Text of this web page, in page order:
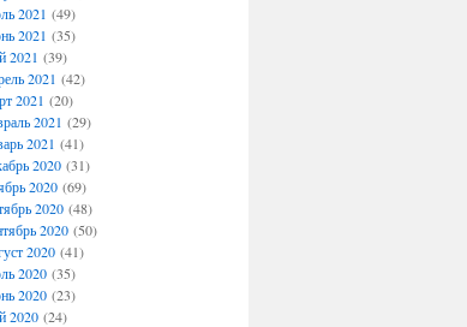
2021 (49)
2021 (35)
2021 (39)
2021 (42)
2021 (20)
2021 (29)
2021 (41)
2020(31)
2020(69)
2020(48)
2020(50)
2020(41)
2020(35)
2020(23)
2020(24)